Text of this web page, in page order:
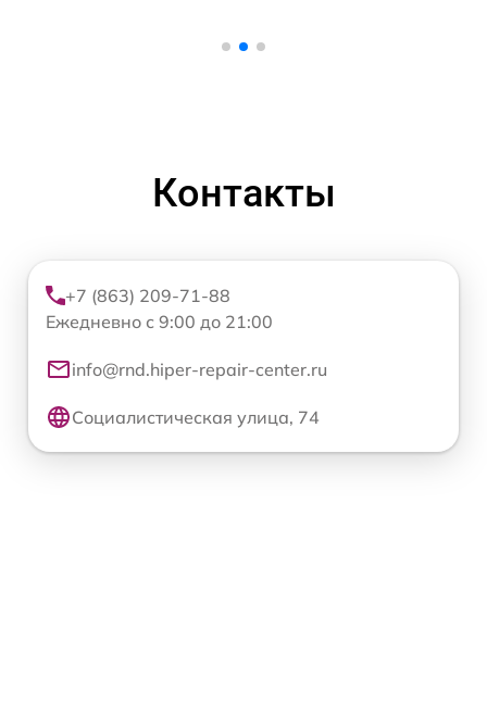
Контакты
+7 (863) 209-71-88
Ежедневно с 9:00 до 21:00
info@rnd.hiper-repair-center.ru
Социалистическая улица, 74